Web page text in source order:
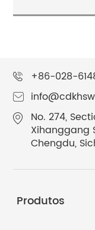
+86-028-
No. 274,
Xihanggang
Chengdu,
Produtos